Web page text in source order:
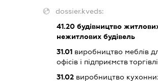
dossier.kveds:
41.20 будівництво
нежитлових будівель
31.01 виробництво меблів
офісів і підприємств торгівлі
31.02 виробництво